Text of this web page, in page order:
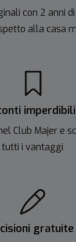
con 2 anni
alla casa
imperdibili
Club Majer e
tutti i vantaggi
gratuite